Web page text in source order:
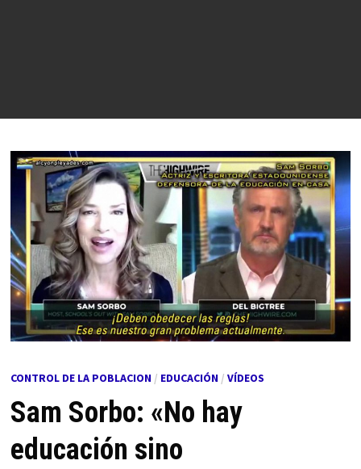
CONTROL DE LA POBLACION/ EDUCACIÓN/ VÍDEOS
Sam Sorbo: «No hay
educación sino